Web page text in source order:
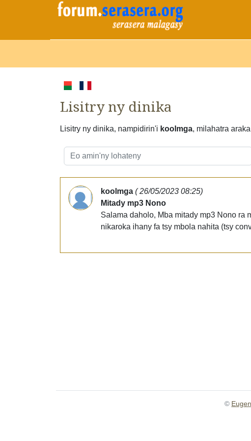
Lisitry ny dinika
Lisitry ny dinika, nampidirin'i koolmga, milahatra
koolmga ( 26/05/2023 08:25)
Mitady mp3 Nono
Salama daholo, Mba mitady mp3 Nono ra
nikaroka ihany fa tsy mbola nahita (tsy
©